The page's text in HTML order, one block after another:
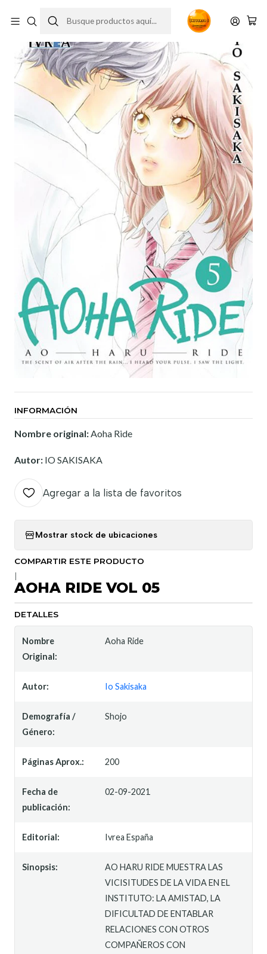
INFORMACIÓN
Nombre original: Aoha Ride
Autor: IO SAKISAKA
Agregar a la lista de favoritos
Mostrar stock de ubicaciones
COMPARTIR ESTE PRODUCTO
AOHA RIDE VOL 05
DETALLES
Nombre
Original:
Aoha Ride
Autor: Io Sakisaka
Demografía /
Género:
Shojo
Páginas Aprox.: 200
Fecha de
publicación:
02-09-2021
Editorial: Ivrea España
Sinopsis:
AO HARU RIDE MUESTRA LAS
VICISITUDES DE LA VIDA EN EL
INSTITUTO: LA AMISTAD, LA
DIFICULTAD DE ENTABLAR
RELACIONES CON OTROS
COMPAÑEROS CON